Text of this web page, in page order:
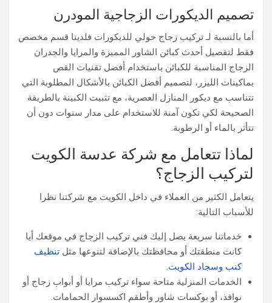
تصميم الديكورات الزجاجية المودرن
أما بالنسبة لـ تركيب زجاج حولي للديكورات فلدينا قسم مخصص
فقط لتفصيل أحدث كبائن الشاور المميزة والمرايا والجدران
الزجاج المناسبة للكبائن باستخدام أفضل تقنيات القص
بماكينات الليزر، لتصميم أفضل الكبائن بالأشكال المطلوبة التي
تتناسب مع ديكور المنازل العصرية، مع تثبيت الكبينة بالطريقة
الصحيحة لكي تكون آمنة للاستخدام على مدار سنوات دون أن
تتأثر بالماء أو الرطوبة.
لماذا تتعامل مع شركة عدسة الكويت
لتركيب الزجاج؟
يتعامل الكثير من العملاء في داخل الكويت مع شركتنا نظرا
للأسباب التالية:
خدماتنا سريعة يصل إليك فني تركيب الزجاج في موقعك أيا
كانت منطقتك أو محافظتك بالإضافة لتنوعها مثل تنظيف
كنب وسجاد الكويت.
الخدمات المنزلية متاحة سواء تركيب مرايا أو أبواب زجاج أو
نوافذ، أو بوكسات شاور وأطقم اكسسوار الحمامات.